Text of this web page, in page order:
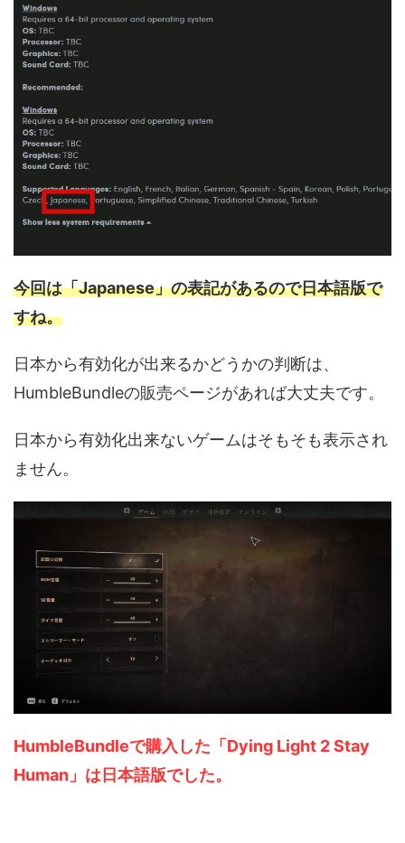
今回は「Japanese」の表記があるので日本語版で
すね。
日本から有効化が出来るかどうかの判断は、
HumbleBundleの販売ページがあれば大丈夫です。
日本から有効化出来ないゲームはそもそも表示され
ません。
HumbleBundleで購入した「Dying Light 2 Stay
Human」は日本語版でした。